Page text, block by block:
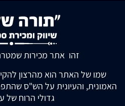
זהו אתר מכירות
שמו של האתר הוא מהרצון
האמונית, והעיונית על הש"ס
גדולי הרוח של